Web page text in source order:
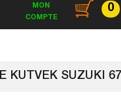
MON
COMPTE
0
KUTVEK SUZUKI 67